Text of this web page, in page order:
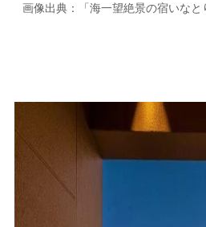
画像出典：「海一望絶景の宿いなと